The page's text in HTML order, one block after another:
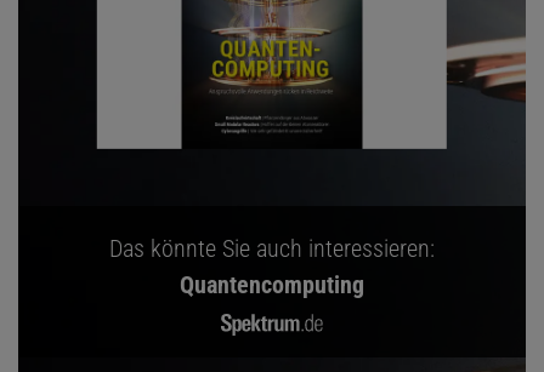
Das könnte Sie auch interessieren:
Quantencomputing